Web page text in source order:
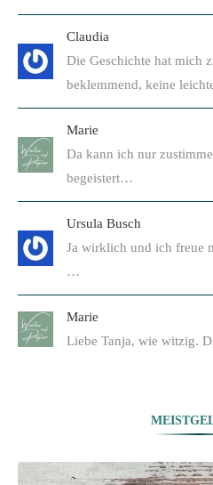
Claudia
Die Geschichte hat mich
beklemmend, keine
Marie
Da kann ich nur
begeistert…
Ursula Busch
Ja wirklich und ich freue
…
Marie
Liebe Tanja, wie witzig.